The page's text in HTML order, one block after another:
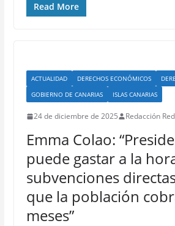
Read More
ACTUALIDAD DERECHOS ECONÓMICOS
GOBIERNO DE CANARIAS
ISLAS CANARIAS
24 de diciembre de 2025 Redacción
Emma Colao:
puede gastar a la
subvenciones
que la población
meses”